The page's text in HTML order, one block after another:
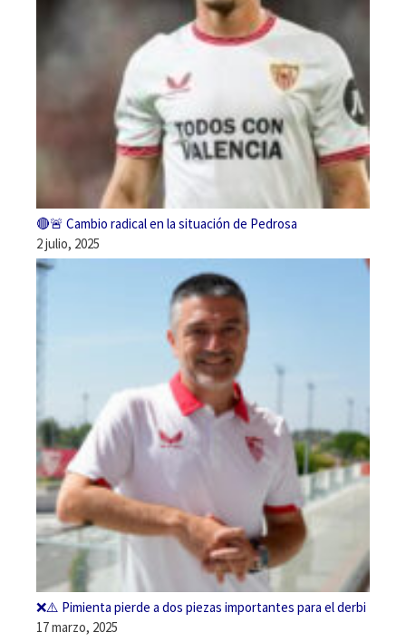
🔴🚨 Cambio radical en la situación de Pedrosa
2 julio, 2025
❌⚠️ Pimienta pierde a dos piezas importantes para el derbi
17 marzo, 2025